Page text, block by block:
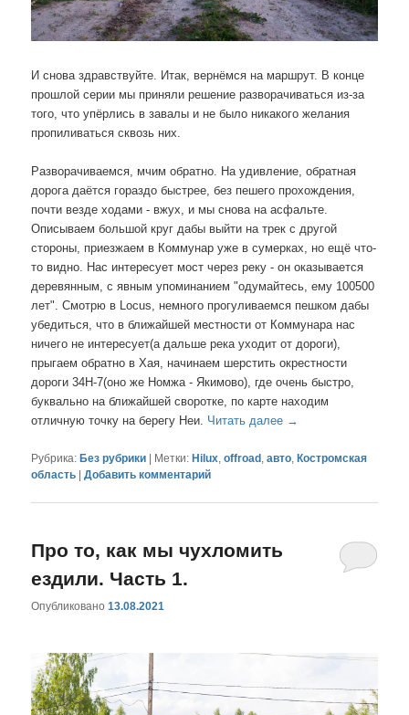
И снова здравствуйте. Итак, вернёмся на маршрут. В конце
прошлой серии мы приняли решение разворачиваться из-за
того, что упёрлись в завалы и не было никакого желания
пропиливаться сквозь них.
Разворачиваемся, мчим обратно. На удивление, обратная
дорога даётся гораздо быстрее, без пешего прохождения,
почти везде ходами - вжух, и мы снова на асфальте.
Описываем большой круг дабы выйти на трек с другой
стороны, приезжаем в Коммунар уже в сумерках, но ещё что-
то видно. Нас интересует мост через реку - он оказывается
деревянным, с явным упоминанием "одумайтесь, ему 100500
лет". Смотрю в Locus, немного прогуливаемся пешком дабы
убедиться, что в ближайшей местности от Коммунара нас
ничего не интересует(а дальше река уходит от дороги),
прыгаем обратно в Хая, начинаем шерстить окрестности
дороги 34Н-7(оно же Номжа - Якимово), где очень быстро,
буквально на ближайшей своротке, по карте находим
отличную точку на берегу Неи. Читать далее →
Рубрика: Без рубрики | Метки: Hilux ,offroad ,авто ,Костромская
область |Добавить комментарий
Про то, как мы чухломить
ездили. Часть 1.
Опубликовано13.08.2021